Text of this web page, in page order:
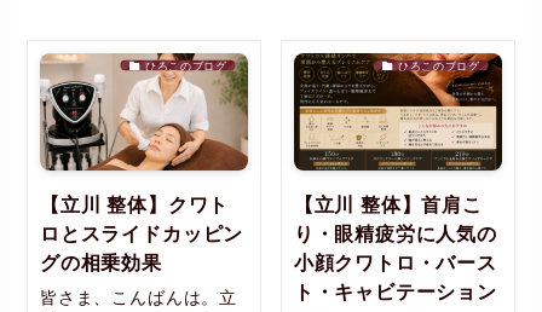
ひろこのブログ
【立川 整体】クワト
ロとスライドカッピン
グの相乗効果
皆さま、こんばんは。立
ひろこのブログ
【立川 整体】首肩こ
り・眼精疲労に人気の
小顔クワトロ・バース
ト・キャビテーション